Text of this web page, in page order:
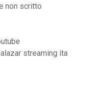
non scritto
streaming ita